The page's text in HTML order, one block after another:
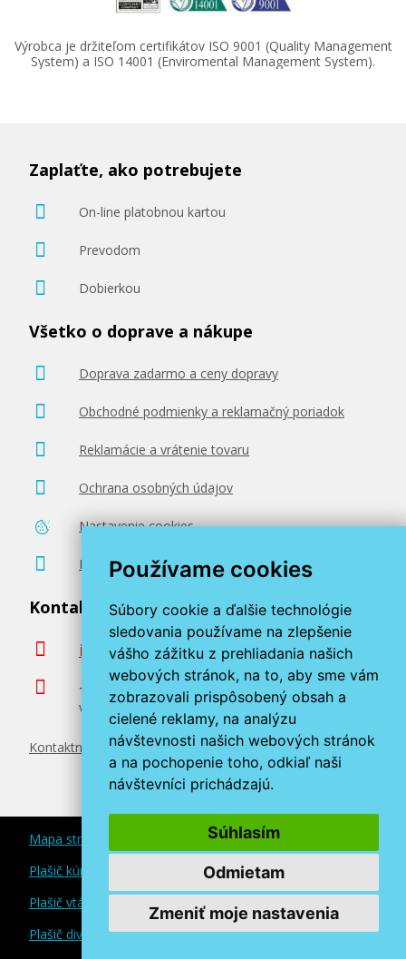
Používame cookies
Súbory cookie a ďalšie technológie
sledovania používame na zlepšenie
vášho zážitku z prehliadania našich
webových stránok, na to, aby sme vám
zobrazovali prispôsobený obsah a
cielené reklamy, na analýzu
návštevnosti našich webových stránok
a na pochopenie toho, odkiaľ naši
návštevníci prichádzajú.
Súhlasím
Odmietam
Zmeniť moje nastavenia
HP 508X, HP CF362X (Žltý)
Originálny toner
397,90 €
Výrobca je držiteľom certifikátov ISO 9001 (Quality Management
System) a ISO 14001 (Enviromental Management System).
Zaplaťte, ako potrebujete
On-line platobnou kartou
Prevodom
Dobierkou
Všetko o doprave a nákupe
Doprava zadarmo a ceny dopravy
Obchodné podmienky a reklamačný poriadok
Reklamácie a vrátenie tovaru
Ochrana osobných údajov
Nastavenie cookies
Poradenstvo zadarmo
Kontaktujte nás
info@miroluk.sk
+420 377 222 313
Volajte v pracovné dni od 8. do 17. hod.
Kontaktné údaje
Mapa stránok
Plašič kún a myší
Plašič vtákov
Plašič divokej zveri